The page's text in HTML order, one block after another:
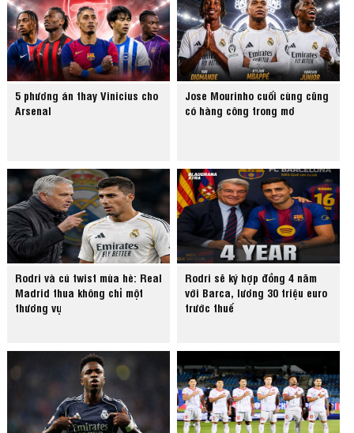
5 phương án thay Vinicius cho
Arsenal
Jose Mourinho cuối cùng cũng
có hàng công trong mơ
Rodri và cú twist mùa hè: Real
Madrid thua không chỉ một
thương vụ
Rodri sẽ ký hợp đồng 4 năm
với Barca, lương 30 triệu euro
trước thuế